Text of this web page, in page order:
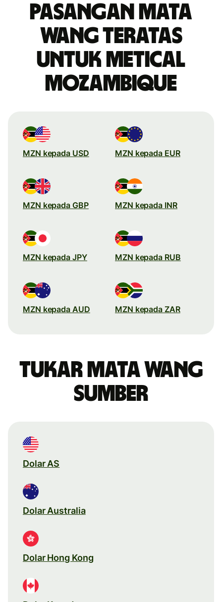
Pasangan mata
wang teratas
untuk metical
Mozambique
MZN kepada USD MZN kepada EUR
MZN kepada GBP MZN kepada INR
MZN kepada JPY MZN kepada RUB
MZN kepada AUD MZN kepada ZAR
Tukar mata wang
sumber
Dolar AS
Dolar Australia
Dolar Hong Kong